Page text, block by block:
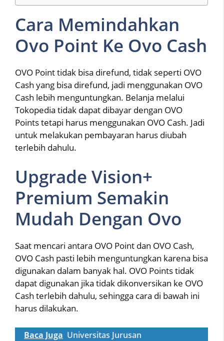
Cara Memindahkan
Ovo Point Ke Ovo Cash
OVO Point tidak bisa direfund, tidak seperti OVO
Cash yang bisa direfund, jadi menggunakan OVO
Cash lebih menguntungkan. Belanja melalui
Tokopedia tidak dapat dibayar dengan OVO
Points tetapi harus menggunakan OVO Cash. Jadi
untuk melakukan pembayaran harus diubah
terlebih dahulu.
Upgrade Vision+
Premium Semakin
Mudah Dengan Ovo
Saat mencari antara OVO Point dan OVO Cash,
OVO Cash pasti lebih menguntungkan karena bisa
digunakan dalam banyak hal. OVO Points tidak
dapat digunakan jika tidak dikonversikan ke OVO
Cash terlebih dahulu, sehingga cara di bawah ini
harus dilakukan.
Baca Juga Universitas Jurusan